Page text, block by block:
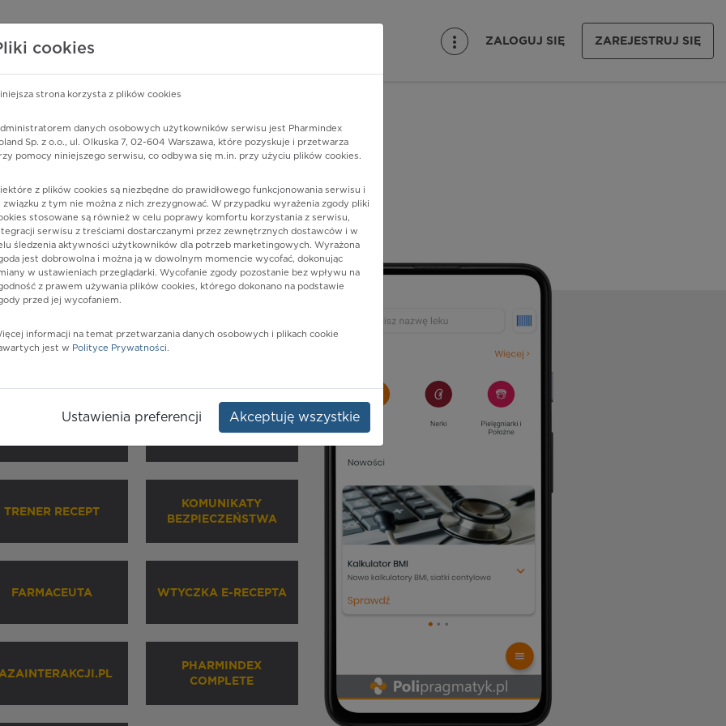
o lekach
PHARMINDEX ZALOGUJ SIĘ ZAREJESTRUJ SIĘ
poziom nieokreślony
ochrony zdrowia
INHALATORY
TRENER RECEPT
KOMUNIKATY
BEZPIECZEŃSTWA
FARMACEUTA WTYCZKA E-RECEPTA
PHARMINDEX
COMPLETE
cookies
strona korzysta z plików cookies
danych osobowych użytkowników serwisu jest Pharmindex
Sp. z o.o., ul. Olkuska 7, 02-604 Warszawa, które pozyskuje i przetwarza
pomocy niniejszego serwisu, co odbywa się m.in. przy użyciu plików cookies.
z plików cookies są niezbędne do prawidłowego funkcjonowania serwisu i
związku z tym nie można z nich zrezygnować. W przypadku wyrażenia zgody pliki
stosowane są również w celu poprawy komfortu korzystania z serwisu,
serwisu z treściami dostarczanymi przez zewnętrznych dostawców i w
śledzenia aktywności użytkowników dla potrzeb marketingowych. Wyrażona
jest dobrowolna i można ją w dowolnym momencie wycofać, dokonując
w ustawieniach przeglądarki. Wycofanie zgody pozostanie bez wpływu na
z prawem używania plików cookies, którego dokonano na podstawie
przed jej wycofaniem.
informacji na temat przetwarzania danych osobowych i plikach cookie
jest w Polityce Prywatności.
Ustawienia preferencji Akceptuję wszystkie